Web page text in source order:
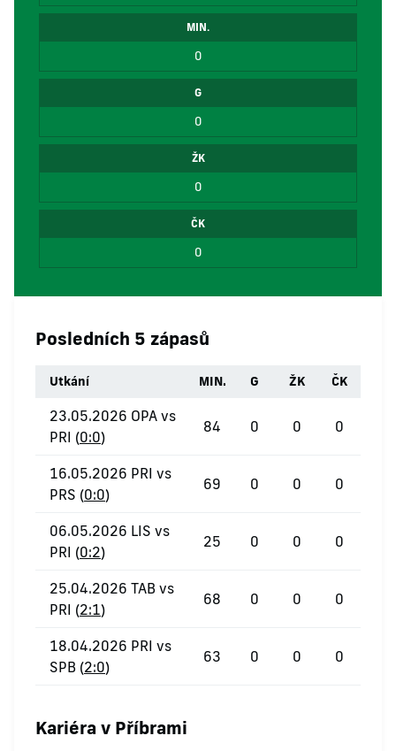
MIN.
0
G
0
ŽK
0
ČK
0
Posledních 5 zápasů
Utkání MIN. G ŽK ČK
23.05.2026 OPA vs
PRI (0:0)
84 0 0 0
16.05.2026 PRI vs
PRS (0:0)
69 0 0 0
06.05.2026 LIS vs
PRI (0:2)
25 0 0 0
25.04.2026 TAB vs
PRI (2:1)
68 0 0 0
18.04.2026 PRI vs
SPB (2:0)
63 0 0 0
Kariéra v Příbrami